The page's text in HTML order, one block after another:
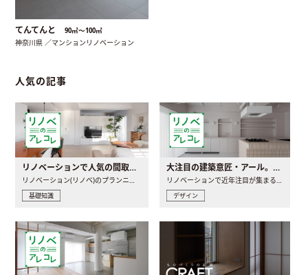
てんてんと 90㎡〜100㎡
神奈川県 ／マンションリノベーション
人気の記事
リノベーションで人気の間取りとは？トレンドの間取りと実例を徹底解説
リノベーション(リノベ)のプランニングで一番最初に決めるのは..
基礎知識
大注目の建築意匠・アール。人気の理由と空間に取り入れるポイント
リノベーションで近年注目が集まる建築意匠の一つであるアール..
デザイン